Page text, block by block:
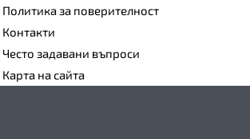
Политика за поверителност
Контакти
Често задавани въпроси
Карта на сайта